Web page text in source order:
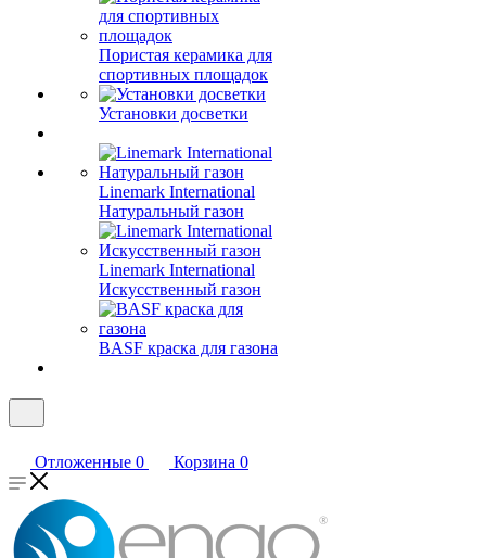
Пористая керамика для
спортивных площадок
Установки досветки
Linemark International
Натуральный газон
Linemark International
Искусственный газон
BASF краска для газона
Отложенные 0 Корзина 0